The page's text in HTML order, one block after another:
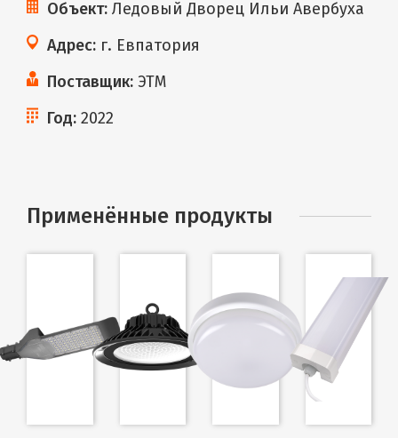
Объект: Ледовый Дворец Ильи Авербуха
Адрес: г. Евпатория
Поставщик: ЭТМ
Год: 2022
Применённые продукты